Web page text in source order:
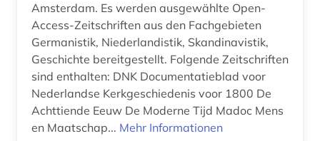
freie plattform (1)
freiligrath ferdinand (1)
fremdsprache (5)
fremdwörter (1)
Amsterdam. Es werden ausgewählte Open-
Access-Zeitschriften aus den Fachgebieten
Germanistik, Niederlandistik, Skandinavistik,
Geschichte bereitgestellt. Folgende Zeitschriften
sind enthalten: DNK Documentatieblad voor
Nederlandse Kerkgeschiedenis voor 1800 De
Achttiende Eeuw De Moderne Tijd Madoc Mens
en Maatschap... Mehr Informationen